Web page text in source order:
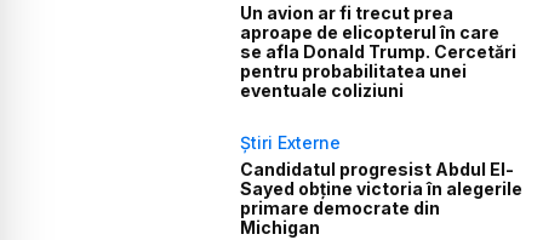
Un avion ar fi trecut prea
aproape de elicopterul în care
se afla Donald Trump. Cercetări
pentru probabilitatea unei
eventuale coliziuni
Știri Externe
Candidatul progresist Abdul El-
Sayed obține victoria în alegerile
primare democrate din
Michigan